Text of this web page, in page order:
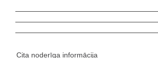
Cita noderīga informācija